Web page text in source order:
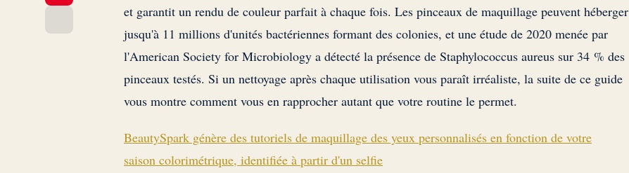
et garantit un rendu de couleur parfait à chaque fois. Les pinceaux de maquillage peuvent héberger
jusqu'à 11 millions d'unités bactériennes formant des colonies, et une étude de 2020 menée par
l'American Society for Microbiology a détecté la présence de Staphylococcus aureus sur 34 % des
pinceaux testés. Si un nettoyage après chaque utilisation vous paraît irréaliste, la suite de ce guide
vous montre comment vous en rapprocher autant que votre routine le permet.
BeautySpark génère des tutoriels de maquillage des yeux personnalisés en fonction de votre
saison colorimétrique, identifiée à partir d'un selfie